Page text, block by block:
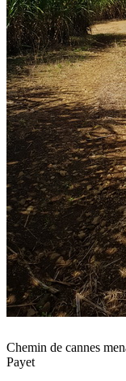
Chemin de cannes
Payet